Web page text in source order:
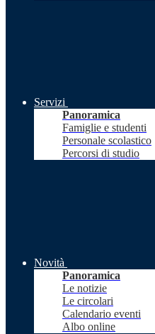
Servizi
Panoramica
Famiglie e studenti
Personale scolastico
Percorsi di studio
Novità
Panoramica
Le notizie
Le circolari
Calendario eventi
Albo online